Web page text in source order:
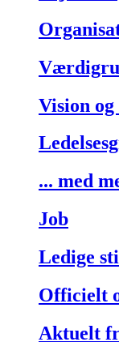
Vision
... med
Job
Ledige
Officielt
Aktuelt